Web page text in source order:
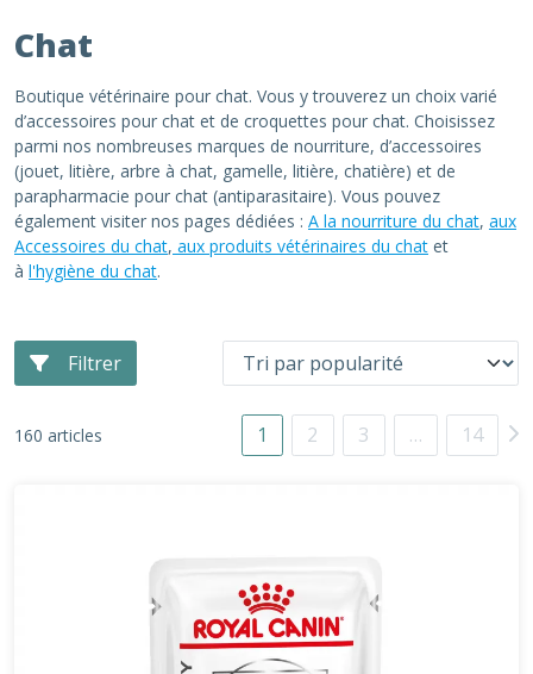
Chat
Boutique vétérinaire pour chat. Vous y trouverez un choix varié
d’accessoires pour chat et de croquettes pour chat. Choisissez
parmi nos nombreuses marques de nourriture, d’accessoires
(jouet, litière, arbre à chat, gamelle, litière, chatière) et de
parapharmacie pour chat (antiparasitaire). Vous pouvez
également visiter nos pages dédiées : A la nourriture du chat, aux
Accessoires du chat, aux produits vétérinaires du chat et
à l'hygiène du chat.
Filtrer
160 articles 1 2 3 … 14